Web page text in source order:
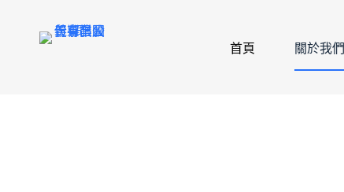
首頁 關於我們